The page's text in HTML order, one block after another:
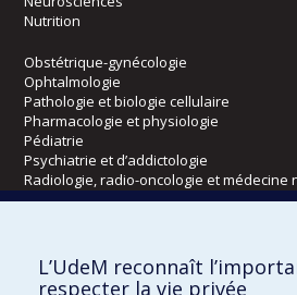
Nutrition
Obstétrique-gynécologie
Ophtalmologie
Pathologie et biologie cellulaire
Pharmacologie et physiologie
Pédiatrie
Psychiatrie et d’addictologie
Radiologie, radio-oncologie et médecine
Kinésiologie et des sciences de l’activité
L’UdeM reconnaît
respecter la vie privée